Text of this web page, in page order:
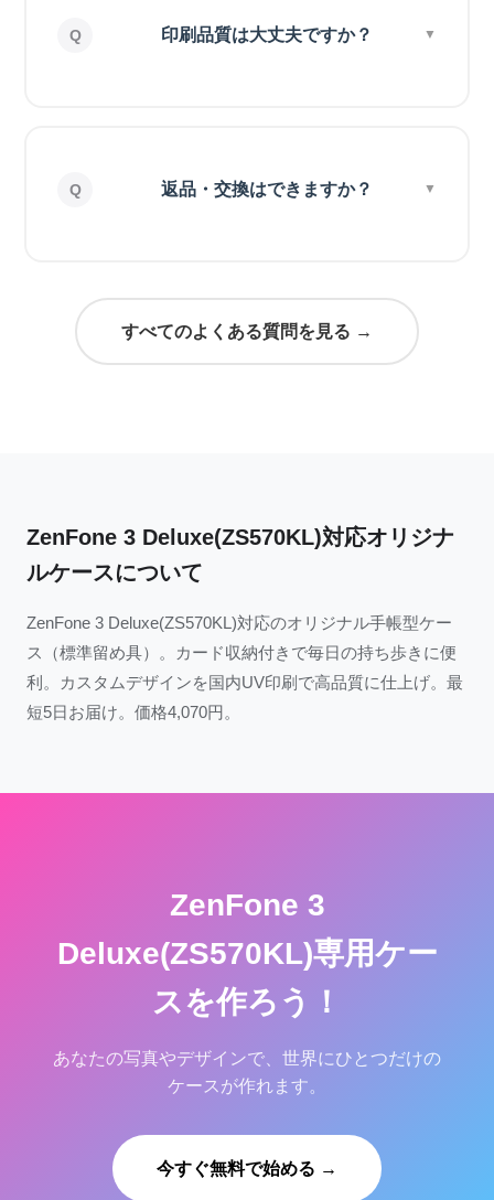
印刷品質は大丈夫ですか？
返品・交換はできますか？
すべてのよくある質問を見る →
ZenFone 3 Deluxe(ZS570KL)対応オリジナ
ルケースについて
ZenFone 3 Deluxe(ZS570KL)対応のオリジナル手帳型ケー
ス（標準留め具）。カード収納付きで毎日の持ち歩きに便
利。カスタムデザインを国内UV印刷で高品質に仕上げ。最
短5日お届け。価格4,070円。
ZenFone 3
Deluxe(ZS570KL)専用ケー
スを作ろう！
あなたの写真やデザインで、世界にひとつだけの
ケースが作れます。
今すぐ無料で始める →